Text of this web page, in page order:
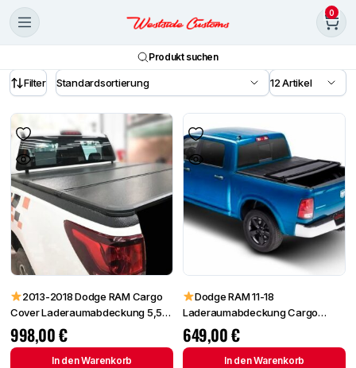
0
Produkt suchen
Filter
2013-2018 Dodge RAM Cargo
Cover Laderaumabdeckung 5,5
Foot
998,00€
In den Warenkorb
Dodge RAM 11-18
Laderaumabdeckung Cargo
Cover 6.5 Foot
649,00€
In den Warenkorb